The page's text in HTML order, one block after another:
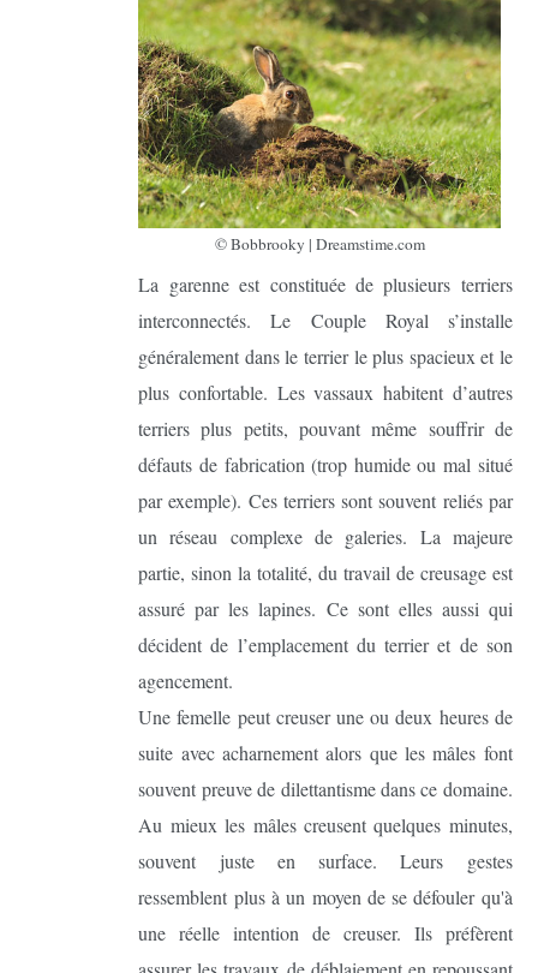
©Bobbrooky | Dreamstime.com
La garenne est constituée de plusieurs terriers
interconnectés. Le Couple Royal s’installe
généralement dans le terrier le plus spacieux et le
plus confortable. Les vassaux habitent d’autres
terriers plus petits, pouvant même souffrir de
défauts de fabrication (trop humide ou mal situé
par exemple). Ces terriers sont souvent reliés par
un réseau complexe de galeries. La majeure
partie, sinon la totalité, du travail de creusage est
assuré par les lapines. Ce sont elles aussi qui
décident de l’emplacement du terrier et de son
agencement.
Une femelle peut creuser une ou deux heures de
suite avec acharnement alors que les mâles font
souvent preuve de dilettantisme dans ce domaine.
Au mieux les mâles creusent quelques minutes,
souvent juste en surface. Leurs gestes
ressemblent plus à un moyen de se défouler qu'à
une réelle intention de creuser. Ils préfèrent